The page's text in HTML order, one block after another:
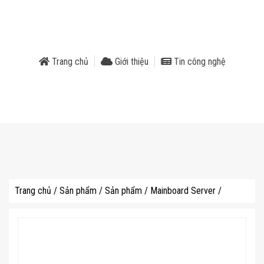
Trang chủ Giới thiệu Tin công nghệ
Trang chủ / Sản phẩm / Sản phẩm / Mainboard Server /